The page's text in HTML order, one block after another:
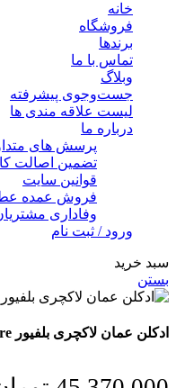
خانه
فروشگاه
برندها
تماس با ما
وبلاگ
جست‌وجوی پیشرفته
لیست علاقه مندی ها
درباره ما
پرسش های
تضمین اصالت
قوانین سایت
فروش عمده عطر
وفاداری
ورود / ثبت نام
سبد خرید
بستن
ادکلن عمان لاکچری بلفیور Omanluxury Belfiore